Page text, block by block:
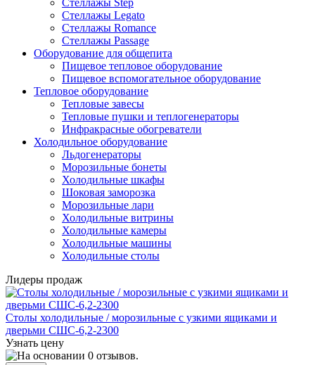
Стеллажы Legato
Стеллажы Romance
Стеллажы Passage
Оборудование для общепита
Пищевое тепловое оборудование
Пищевое вспомогательное оборудование
Тепловое оборудование
Тепловые завесы
Тепловые пушки и теплогенераторы
Инфракрасные обогреватели
Холодильное оборудование
Льдогенераторы
Морозильные бонеты
Холодильные шкафы
Шоковая заморозка
Морозильные лари
Холодильные витрины
Холодильные камеры
Холодильные машины
Холодильные столы
Лидеры продаж
Столы холодильные / морозильные с узкими ящиками и
дверьми СШС-6,2-2300
Узнать цену